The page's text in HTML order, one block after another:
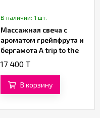
В наличии: 1 шт.
Массажная свеча с
ароматом грейпфрута и
бергамота A trip to the
Rome «Petits Joujoux»
17 400 T
В корзину